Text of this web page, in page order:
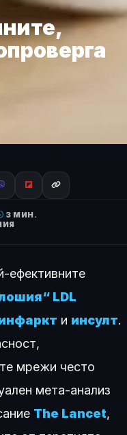
3 МИН.
ефективните
LDL
и инсулт.
мрежи често
мета-анализ
The Lancet,